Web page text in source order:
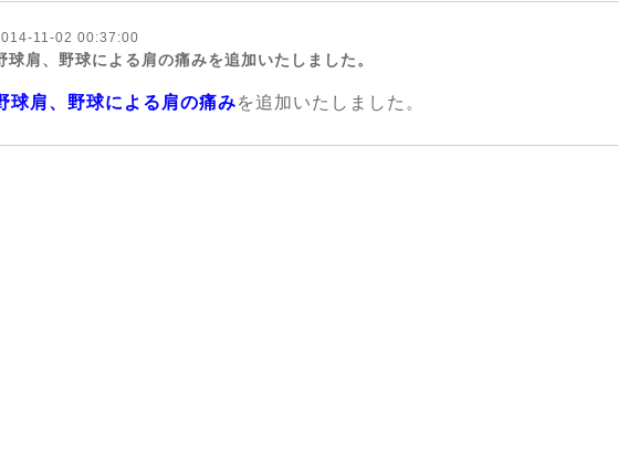
11-02 00:37:00
球肩、野球による肩の痛みを追加いたしました。
球肩、野球による肩の痛みを追加いたしました。